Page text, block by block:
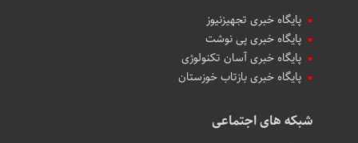
پایگاه خبری تجهیزنیوز
پایگاه خبری پی نوشت
پایگاه خبری آسان تکنولوژی
پایگاه خبری بازتاب خوزستان
شبکه های اجتماعی